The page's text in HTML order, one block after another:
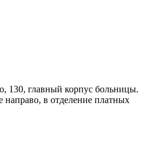
130, главный корпус больницы.
в отделение платных